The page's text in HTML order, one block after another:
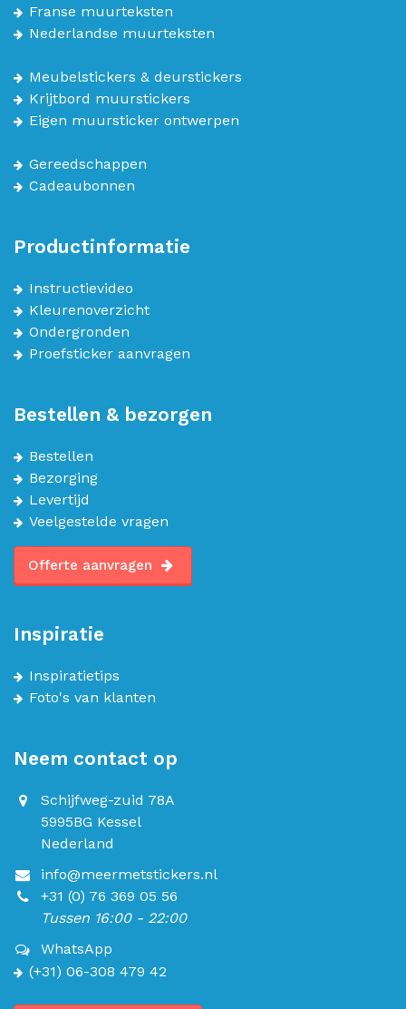
Franse muurteksten
Nederlandse muurteksten
Meubelstickers & deurstickers
Krijtbord muurstickers
Eigen muursticker ontwerpen
Gereedschappen
Cadeaubonnen
Productinformatie
Instructievideo
Kleurenoverzicht
Ondergronden
Proefsticker aanvragen
Bestellen & bezorgen
Bestellen
Bezorging
Levertijd
Veelgestelde vragen
Offerte aanvragen
Inspiratie
Inspiratietips
Foto's van klanten
Neem contact op
Schijfweg-zuid 78A
5995BG Kessel
Nederland
info@meermetstickers.nl
+31 (0) 76 369 05 56
Tussen 16:00 - 22:00
WhatsApp
(+31) 06-308 479 42